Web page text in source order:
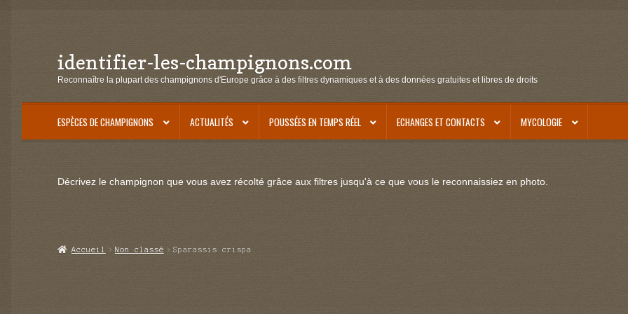
Aller
à
navigation
Aller
au
identifier-les-champignons.com
Reconnaître la plupart des champignons d'Europe grâce à des filtres dynamiques et à des données gratuites et libres de droits
ESPÈCES DE CHAMPIGNONS ACTUALITÉS POUSSÉES EN TEMPS RÉEL ECHANGES ET CONTACTS MYCOLOGIE
Décrivez le champignon que vous avez récolté grâce aux filtres jusqu'à ce que vous le reconnaissiez en photo.
Accueil Non classé Sparassis crispa